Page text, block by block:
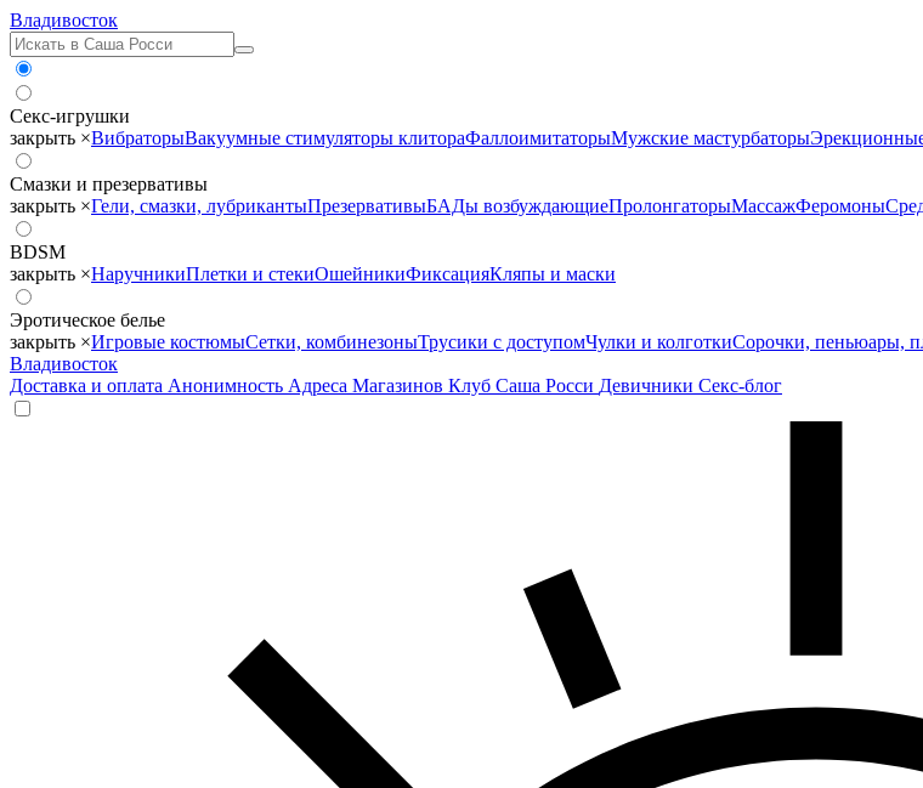
Владивосток
Секс-игрушки
закрыть ×ВибраторыВакуумные стимуляторы клитораФаллоимитаторыМужские мастурбаторы
Смазки и презервативы
закрыть ×Гели, смазки, лубрикантыПрезервативыБАДы возбуждающиеПролонгаторыМассажФеромоны
BDSM
закрыть ×НаручникиПлетки и стекиОшейникиФиксацияКляпы и маски
Эротическое белье
закрыть ×Игровые костюмыСетки, комбинезоныТрусики с доступомЧулки и колготкиСорочки, пеньюары,
Владивосток
Доставка и оплата Анонимность Адреса Магазинов Клуб Саша Росси Девичники Секс-блог